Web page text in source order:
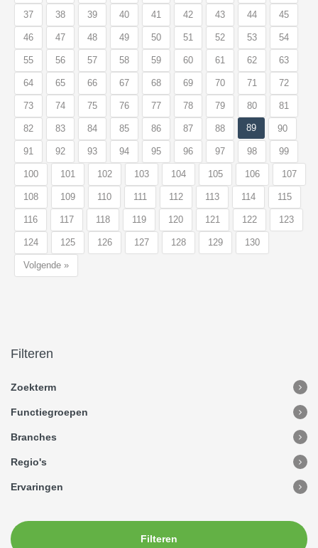
37 38 39 40 41 42 43 44 45
46 47 48 49 50 51 52 53 54
55 56 57 58 59 60 61 62 63
64 65 66 67 68 69 70 71 72
73 74 75 76 77 78 79 80 81
82 83 84 85 86 87 88 89 90
91 92 93 94 95 96 97 98 99
100 101 102 103 104 105 106 107
108 109 110 111 112 113 114 115
116 117 118 119 120 121 122 123
124 125 126 127 128 129 130
Volgende »
Filteren
Zoekterm
Functiegroepen
Branches
Regio's
Ervaringen
Filteren